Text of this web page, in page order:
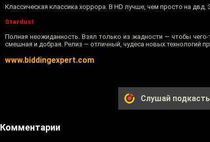
Классическая классика хоррора. В HD лучше, чем просто на двд.
Stardust
Полная неожиданность. Взял только из жадности — чтобы
смешная и добрая. Релиз — отличный, чудеса новых технологий
www.biddingexpert.com
Слушай
Комментарии